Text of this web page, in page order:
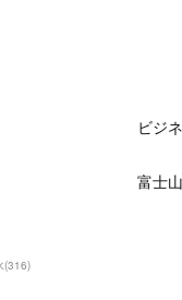
ホテル
溶岩
(316)